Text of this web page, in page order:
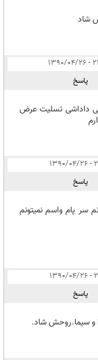
شاد
۲۶
پاسخ
داداشی تسلیت عرض
۲۶
پاسخ
سر پام واسم نمیتونم
۲۶
پاسخ
و سیما.روحش شاد.